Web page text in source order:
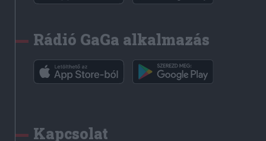
Rádió GaGa alkalmazás
Kapcsolat